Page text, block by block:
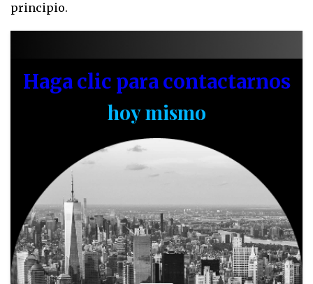
principio.
Haga clic para contactarnos
hoy mismo